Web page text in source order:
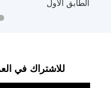
الطابق الأول
للاشتراك في